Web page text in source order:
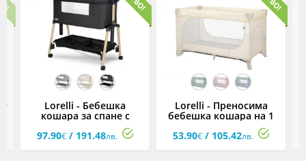
Lorelli - Бебешка
кошара за спане с
подвижна страница
Millie, асортимент
97.90€/ 191.48лв.
Lorelli - Преносима
бебешка кошара на 1
ниво за спане и игра и
лесно сгъване с едно
53.90€/ 105.42лв.